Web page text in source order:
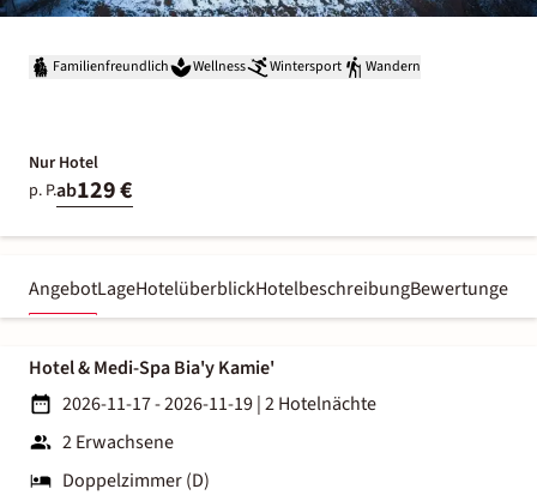
Familienfreundlich Wellness Wintersport Wandern
Nur Hotel
p. P.ab129 €
AngebotLageHotelüberblickHotelbeschreibungBewertungen
Hotel & Medi-Spa Bia'y Kamie'
2026-11-17 - 2026-11-19|2 Hotelnächte
2 Erwachsene
Doppelzimmer (D)